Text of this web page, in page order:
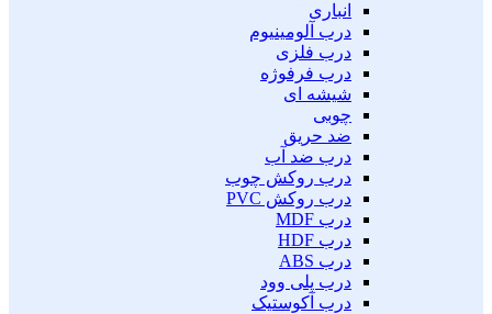
انباری
درب آلومینیوم
درب فلزی
درب فرفوژه
شیشه ای
چوبی
ضد حریق
درب ضد آب
درب روکش چوب
درب روکش PVC
درب MDF
درب HDF
درب ABS
درب پلی وود
درب آکوستیک